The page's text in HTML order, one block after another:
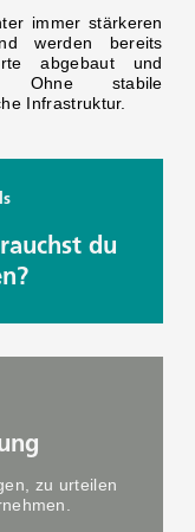
immer stärkeren
werden bereits
abgebaut und
Ohne stabile
Infrastruktur.
du
zu urteilen